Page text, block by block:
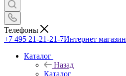
Телефоны
+7 495 21-21-21-7Интернет магазин
Каталог
Назад
Каталог